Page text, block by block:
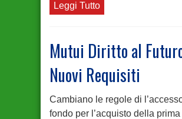
Leggi Tutto
Mutui Diritto al
Nuovi Requisiti
Cambiano le regole di
fondo per l’acquisto della prima